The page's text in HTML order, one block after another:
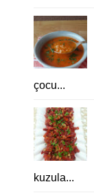
çocu...
kuzula...